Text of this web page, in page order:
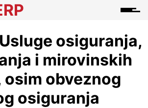
osiguranja,
i mirovinskih
obveznog
osiguranja